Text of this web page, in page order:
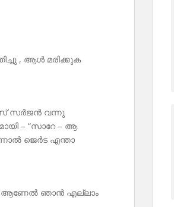
, ആൾ മരിക്കുക
സർജൻ വന്നു
– “സാറേ – ആ
ജെർട എന്താ
ആണേൽ ഞാൻ എല്ലാം